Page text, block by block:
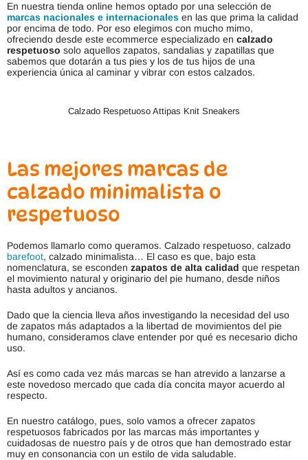
En nuestra tienda online hemos optado por una selección de
marcas nacionales e internacionales en las que prima la calidad
por encima de todo. Por eso elegimos con mucho mimo,
ofreciendo desde este ecommerce especializado en calzado
respetuoso solo aquellos zapatos, sandalias y zapatillas que
sabemos que dotarán a tus pies y los de tus hijos de una
experiencia única al caminar y vibrar con estos calzados.
Calzado Respetuoso Attipas Knit Sneakers
Las mejores marcas de
calzado minimalista o
respetuoso
Podemos llamarlo como queramos. Calzado respetuoso, calzado
barefoot, calzado minimalista… El caso es que, bajo esta
nomenclatura, se esconden zapatos de alta calidad que respetan
el movimiento natural y originario del pie humano, desde niños
hasta adultos y ancianos.
Dado que la ciencia lleva años investigando la necesidad del uso
de zapatos más adaptados a la libertad de movimientos del pie
humano, consideramos clave entender por qué es necesario dicho
uso.
Así es como cada vez más marcas se han atrevido a lanzarse a
este novedoso mercado que cada día concita mayor acuerdo al
respecto.
En nuestro catálogo, pues, solo vamos a ofrecer zapatos
respetuosos fabricados por las marcas más importantes y
cuidadosas de nuestro país y de otros que han demostrado estar
muy en consonancia con un estilo de vida saludable.